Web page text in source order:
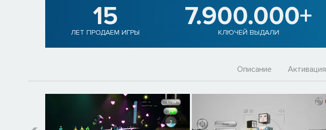
15
ЛЕТ ПРОДАЕМ ИГРЫ
7.900.000+
КЛЮЧЕЙ ВЫДАЛИ
Описание Активация